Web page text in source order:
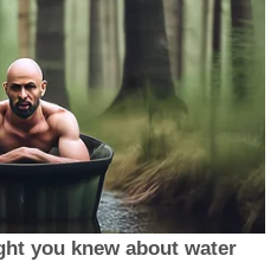
you knew about water